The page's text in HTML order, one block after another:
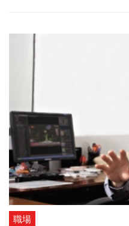
職場